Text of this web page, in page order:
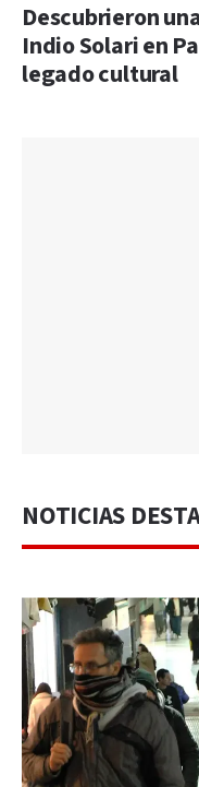
Descubrieron
Indio Solari en
legado cultural
NOTICIAS